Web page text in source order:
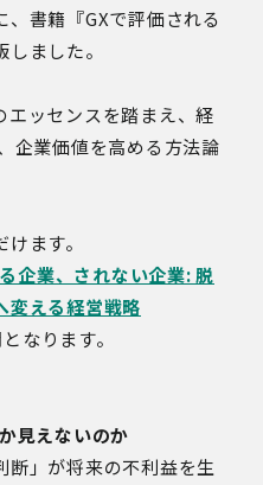
書籍『GXで評価される
ました。
エッセンスを踏まえ、経
企業価値を高める方法論
ます。
企業、されない企業: 脱
変える経営戦略
なります。
見えないのか
」が将来の不利益を生